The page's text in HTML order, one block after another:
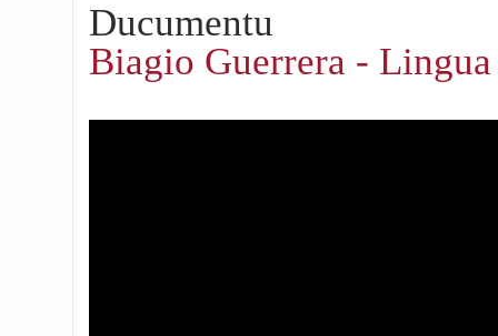
Ducumentu
Biagio Guerrera - Lingua